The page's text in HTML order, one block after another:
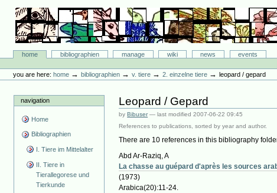
content.
navigation
Bibliographie-Portal
Sectionshome bibliographien manage wiki news
events
tools
you are here: home →bibliographien →v. tiere →2. einzelne tiere →leopard / gepard
navigation
Home
Bibliographien
I. Tiere im Mittelalter
II. Tiere in
Tierallegorese und
Tierkunde
Leopard / Gepard
by Bibuser — last modified2007-06-22 09:45
References to publications, sorted by year and author.
There are 10 references in this bibliography
Abd Ar-Raziq, A
La chasse au guépard d'après les sources
(1973)
Arabica(20):11-24.